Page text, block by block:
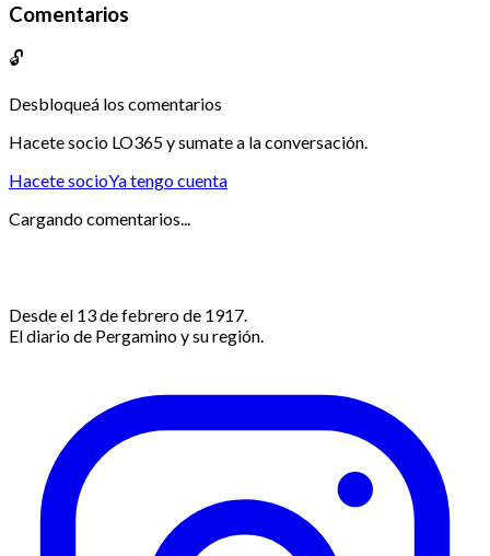
Comentarios
🔓
Desbloqueá los comentarios
Hacete socio LO365 y sumate a la conversación.
Hacete socioYa tengo cuenta
Cargando comentarios...
Desde el 13 de febrero de 1917.
El diario de Pergamino y su región.